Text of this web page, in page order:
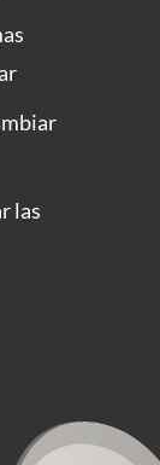
las